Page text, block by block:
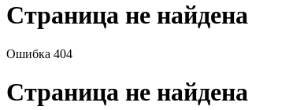
Страница не найдена
Ошибка 404
Страница не найдена